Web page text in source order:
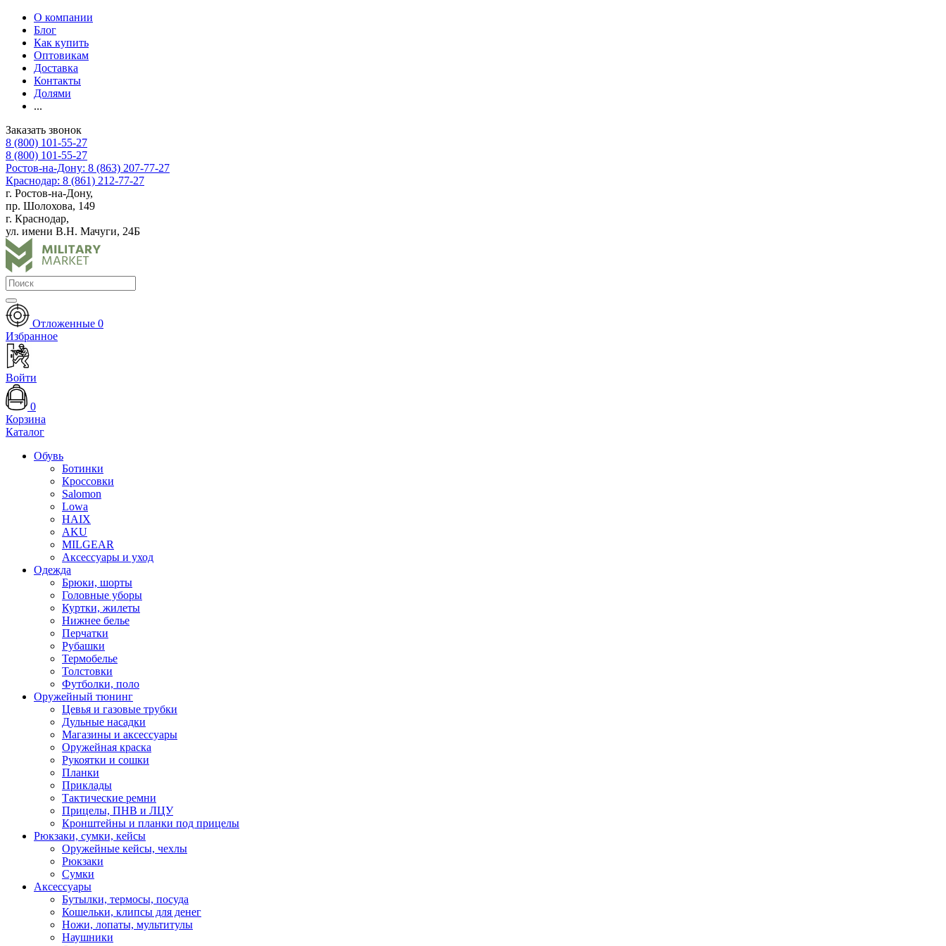
О компании
Блог
Как купить
Оптовикам
Доставка
Контакты
Долями
...
Заказать звонок
8 (800) 101-55-27
8 (800) 101-55-27
Ростов-на-Дону: 8 (863) 207-77-27
Краснодар: 8 (861) 212-77-27
г. Ростов-на-Дону,
пр. Шолохова, 149
г. Краснодар,
ул. имени В.Н. Мачуги, 24Б
Отложенные 0
Избранное
Войти
0
Корзина
Каталог
Обувь
Ботинки
Кроссовки
Salomon
Lowa
HAIX
AKU
MILGEAR
Аксессуары и уход
Одежда
Брюки, шорты
Головные уборы
Куртки, жилеты
Нижнее белье
Перчатки
Рубашки
Термобелье
Толстовки
Футболки, поло
Оружейный тюнинг
Цевья и газовые трубки
Дульные насадки
Магазины и аксессуары
Оружейная краска
Рукоятки и сошки
Планки
Приклады
Тактические ремни
Прицелы, ПНВ и ЛЦУ
Кронштейны и планки под прицелы
Рюкзаки, сумки, кейсы
Оружейные кейсы, чехлы
Рюкзаки
Сумки
Аксессуары
Бутылки, термосы, посуда
Кошельки, клипсы для денег
Ножи, лопаты, мультитулы
Наушники